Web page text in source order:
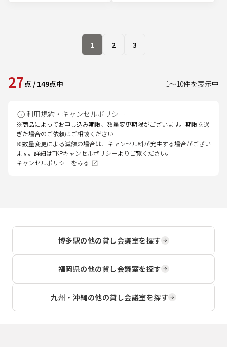
1 2 3
27点 / 149点中 1～10件を表示中
利用規約・キャンセルポリシー
※商品によってお申し込み期限、数量変更期限がございます。期限を過
ぎた場合のご依頼はご相談ください
※数量変更による減額の場合は、キャンセル料が発生する場合がござい
ます。詳細はTKPキャンセルポリシーよりご覧ください。
キャンセルポリシーをみる
博多駅の他の貸し会議室を探す
福岡県の他の貸し会議室を探す
九州・沖縄の他の貸し会議室を探す